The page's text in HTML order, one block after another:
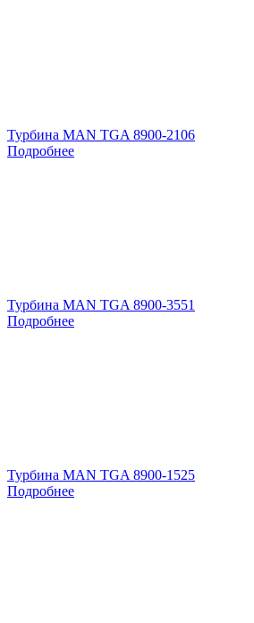
Турбина MAN TGA 8900-2106
Подробнее
Турбина MAN TGA 8900-3551
Подробнее
Турбина MAN TGA 8900-1525
Подробнее